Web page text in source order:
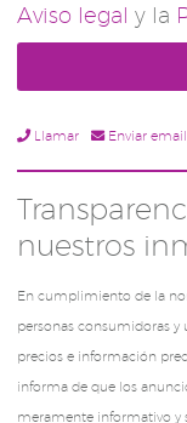
Aviso legal y la
Llamar Enviar email
nuestros
En cumplimiento de la
personas consumidoras
precios e información
informa de que los
meramente informativo y